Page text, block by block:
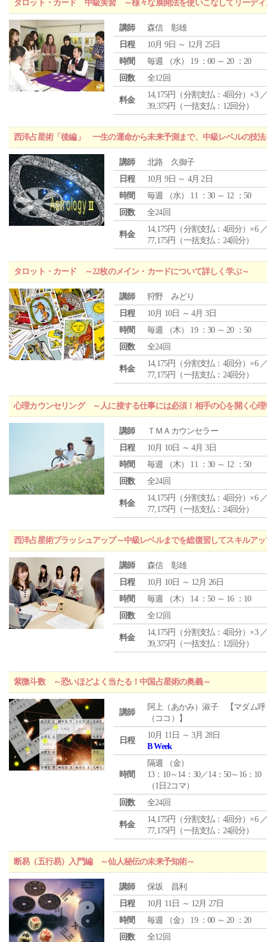
タロット・カード 中級実習 ～様々な展開法を使いこなしてリーディ
講師
森信 彰雄
日程
10月 9日 ～ 12月 25日
時間
毎週 （水） 19 ：00 ～ 20 ：20
回数
全12回
料金
14,175円（分割支払：4回分）×3
39,375円（一括支払：12回分）
西洋占星術「後編」 一生の運命から未来予測まで、中級レベルの技法
講師
北路 久御子
日程
10月 9日 ～ 4月 2日
時間
毎週 （水） 11 ：30 ～ 12 ：50
回数
全24回
料金
14,175円（分割支払：4回分）×6
77,175円（一括支払：24回分）
タロット・カード ～22枚のメイン・カードについて詳しく学ぶ～
講師
狩野 みどり
日程
10月 10日 ～ 4月 3日
時間
毎週 （木） 19 ：30 ～ 20 ：50
回数
全24回
料金
14,175円（分割支払：4回分）×6
77,175円（一括支払：24回分）
心理カウンセリング ～人に接する仕事には必須！相手の心を開く心理
講師
ＴＭＡカウンセラー
日程
10月 10日 ～ 4月 3日
時間
毎週 （木） 11 ：30 ～ 12 ：50
回数
全24回
料金
14,175円（分割支払：4回分）×6
77,175円（一括支払：24回分）
西洋占星術ブラッシュアップ～中級レベルまでを総復習してスキルア
講師
森信 彰雄
日程
10月 10日 ～ 12月 26日
時間
毎週 （木） 14 ：50 ～ 16 ：10
回数
全12回
料金
14,175円（分割支払：4回分）×3
39,375円（一括支払：12回分）
紫微斗数 ～恐いほどよく当たる！中国占星術の奥義～
講師
阿上（あかみ）淑子 【マダム呼
（ココ）】
日程
10月 11日 ～ 3月 28日
B Week
時間
隔週 （金）
13：10～14：30／14：50～16：10
（1日2コマ）
回数
全24回
料金
14,175円（分割支払：4回分）×6
77,175円（一括支払：24回分）
断易（五行易）入門編 ～仙人秘伝の未来予知術～
講師
保坂 昌利
日程
10月 11日 ～ 12月 27日
時間
毎週 （金） 19 ：00 ～ 20 ：20
回数
全12回